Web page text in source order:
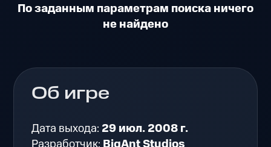
По заданным параметрам поиска ничего
не найдено
Об игре
Дата выхода: 29 июл. 2008 г.